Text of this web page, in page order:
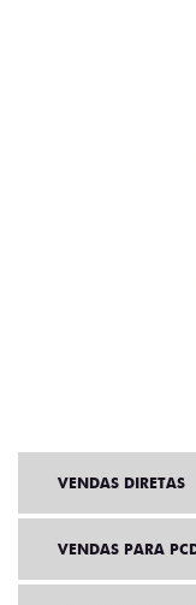
VENDAS DIRETAS
VENDAS PARA